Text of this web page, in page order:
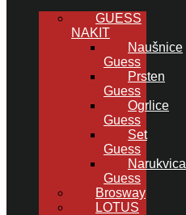
GUESS
NAKIT
Naušnice
Guess
Prsten
Guess
Ogrlice
Guess
Set
Guess
Narukvica
Guess
Brosway
LOTUS